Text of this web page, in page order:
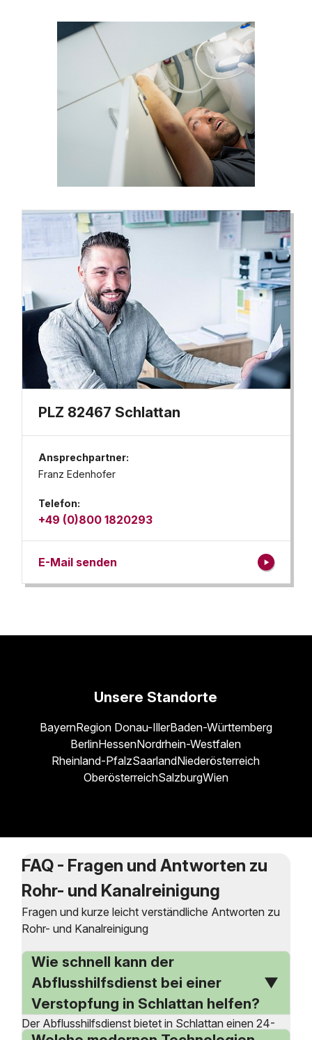
PLZ 82467 Schlattan
Ansprechpartner:
Franz Edenhofer
Telefon:
+49 (0)800 1820293
E-Mail senden
Unsere Standorte
BayernRegion Donau-IllerBaden-Württemberg
BerlinHessenNordrhein-Westfalen
Rheinland-PfalzSaarlandNiederösterreich
OberösterreichSalzburgWien
FAQ - Fragen und Antworten zu
Rohr- und Kanalreinigung
Fragen und kurze leicht verständliche Antworten zu
Rohr- und Kanalreinigung
Wie schnell kann der
Abflusshilfsdienst bei einer
Verstopfung in Schlattan helfen?
Der Abflusshilfsdienst bietet in Schlattan einen 24-